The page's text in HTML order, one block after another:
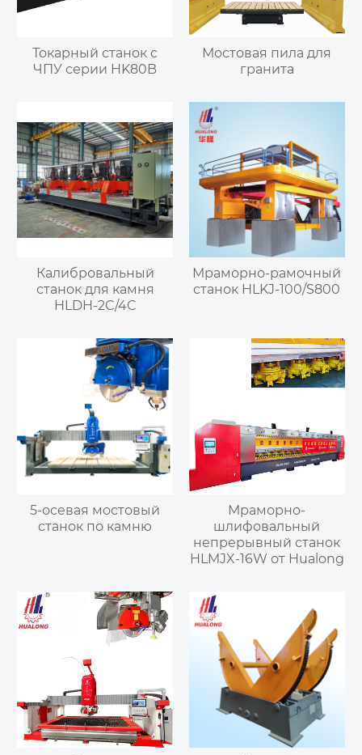
Токарный станок с
ЧПУ серии HK80B
Мостовая пила для
гранита
Калибровальный
станок для камня
HLDH-2C/4C
Мраморно-рамочный
станок HLKJ-100/S800
5-осевая мостовый
станок по камню
Мраморно-
шлифовальный
непрерывный станок
HLMJX-16W от Hualong